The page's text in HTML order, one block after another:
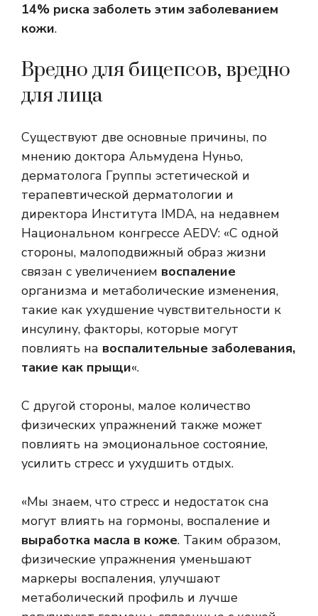
14% риска заболеть этим заболеванием
кожи.
Вредно для бицепсов, вредно
для лица
Существуют две основные причины, по
мнению доктора Альмудена Нуньо,
дерматолога Группы эстетической и
терапевтической дерматологии и
директора Института IMDA, на недавнем
Национальном конгрессе AEDV: «С одной
стороны, малоподвижный образ жизни
связан с увеличением воспаление
организма и метаболические изменения,
такие как ухудшение чувствительности к
инсулину, факторы, которые могут
повлиять на воспалительные заболевания,
такие как прыщи«.
С другой стороны, малое количество
физических упражнений также может
повлиять на эмоциональное состояние,
усилить стресс и ухудшить отдых.
«Мы знаем, что стресс и недостаток сна
могут влиять на гормоны, воспаление и
выработка масла в коже. Таким образом,
физические упражнения уменьшают
маркеры воспаления, улучшают
метаболический профиль и лучше